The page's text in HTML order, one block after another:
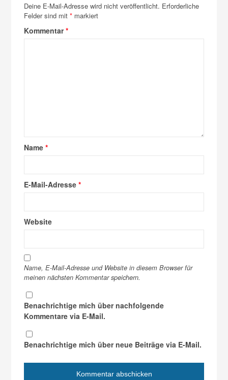
Deine E-Mail-Adresse wird nicht veröffentlicht. Erforderliche
Felder sind mit* markiert
Kommentar*
Name*
E-Mail-Adresse*
Website
Name, E-Mail-Adresse und Website in diesem Browser für
meinen nächsten Kommentar speichern.
Benachrichtige mich über nachfolgende
Kommentare via E-Mail.
Benachrichtige mich über neue Beiträge via E-Mail.